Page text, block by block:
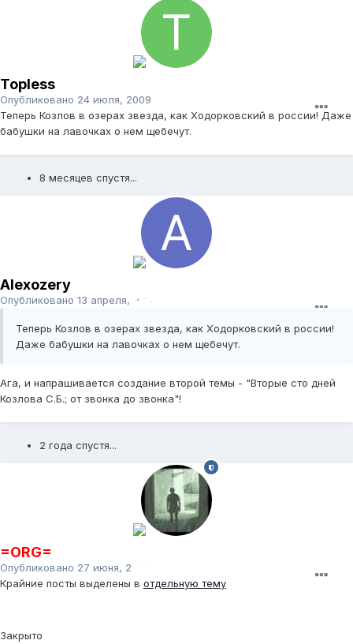
Topless
Опубликовано 24 июля, 2009
Теперь Козлов в озерах звезда, как Ходорковский в россии! Даже
бабушки на лавочках о нем щебечут.
8 месяцев спустя...
Alexozery
Опубликовано 13 апреля, 2010
Теперь Козлов в озерах звезда, как Ходорковский в россии!
Даже бабушки на лавочках о нем щебечут.
Ага, и напрашивается создание второй темы - "Вторые сто дней
Козлова С.Б.; от звонка до звонка"!
2 года спустя...
=ORG=
Опубликовано 27 июня, 2012
Крайние посты выделены в отдельную тему
Закрыто